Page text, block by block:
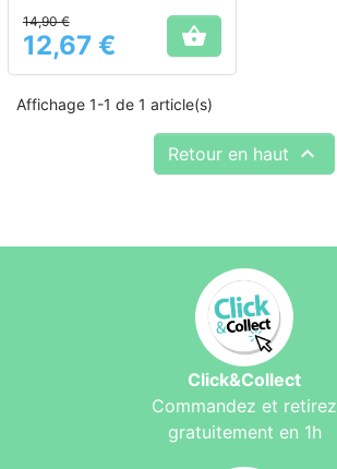
Prix
14,90 €
12,67 € 
Affichage 1-1 de 1 article(s)
Retour en haut 
Click&Collect
Commandez et retirez
gratuitement en 1h